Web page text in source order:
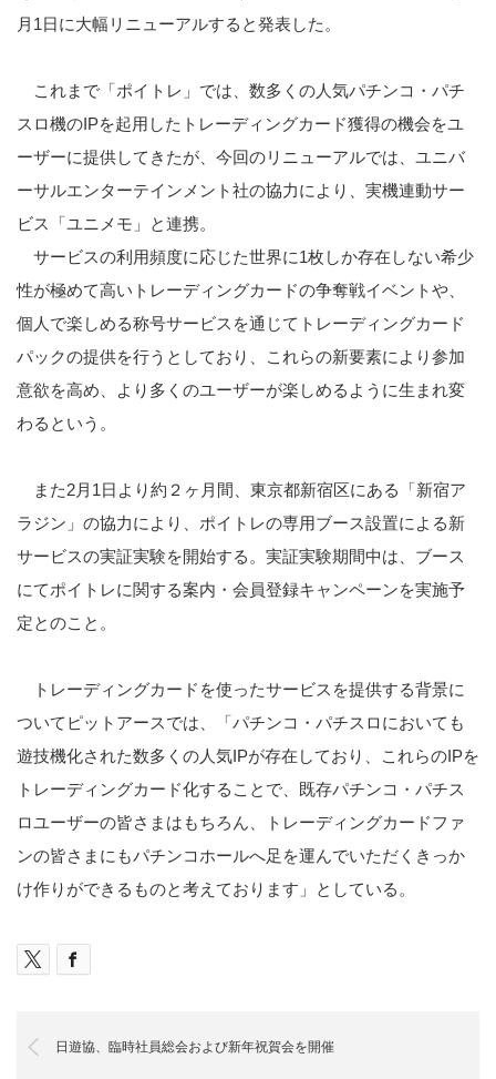
月1日に大幅リニューアルすると発表した。
これまで「ポイトレ」では、数多くの人気パチンコ・パチ
スロ機のIPを起用したトレーディングカード獲得の機会をユ
ーザーに提供してきたが、今回のリニューアルでは、ユニバ
ーサルエンターテインメント社の協力により、実機連動サー
ビス「ユニメモ」と連携。
サービスの利用頻度に応じた世界に1枚しか存在しない希少
性が極めて高いトレーディングカードの争奪戦イベントや、
個人で楽しめる称号サービスを通じてトレーディングカード
パックの提供を行うとしており、これらの新要素により参加
意欲を高め、より多くのユーザーが楽しめるように生まれ変
わるという。
また2月1日より約２ヶ月間、東京都新宿区にある「新宿ア
ラジン」の協力により、ポイトレの専用ブース設置による新
サービスの実証実験を開始する。実証実験期間中は、ブース
にてポイトレに関する案内・会員登録キャンペーンを実施予
定とのこと。
トレーディングカードを使ったサービスを提供する背景に
ついてピットアースでは、「パチンコ・パチスロにおいても
遊技機化された数多くの人気IPが存在しており、これらのIPを
トレーディングカード化することで、既存パチンコ・パチス
ロユーザーの皆さまはもちろん、トレーディングカードファ
ンの皆さまにもパチンコホールへ足を運んでいただくきっか
け作りができるものと考えております」としている。
日遊協、臨時社員総会および新年祝賀会を開催